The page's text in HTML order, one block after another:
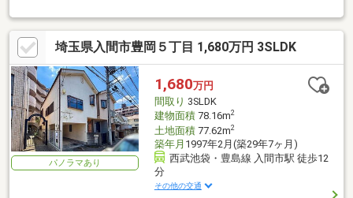
埼玉県入間市豊岡５丁目 1,680万円 3SLDK
パノラマあり
1,680万円
間取り 3SLDK
建物面積78.16m2
土地面積77.62m2
築年月 1997年2月(築29年7ヶ月)
西武池袋・豊島線 入間市駅 徒歩12
分
その他の交通